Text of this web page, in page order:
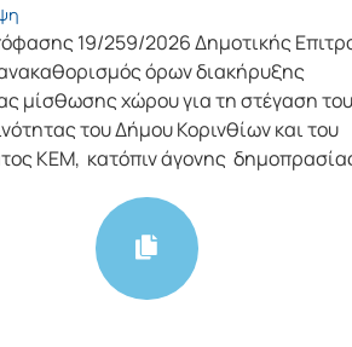
19/259/2026 Δημοτικής
όρων διακήρυξης
μίσθωσης χώρου για τη στέγαση του
του Δήμου Κορινθίων και του
ΚΕΜ, κατόπιν άγονης